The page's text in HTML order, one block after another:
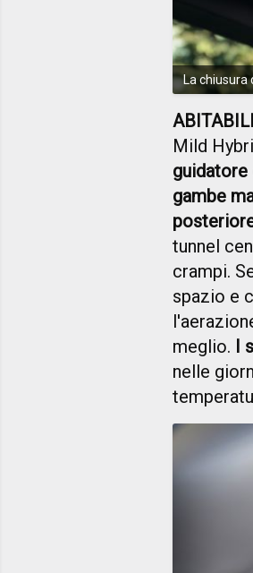
La chiusura
Mild
guidatore
gambe
tunnel
crampi.
spazio e
meglio. I
nelle